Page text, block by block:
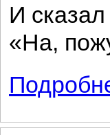
И сказал
«На,